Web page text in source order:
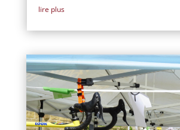
lire plus